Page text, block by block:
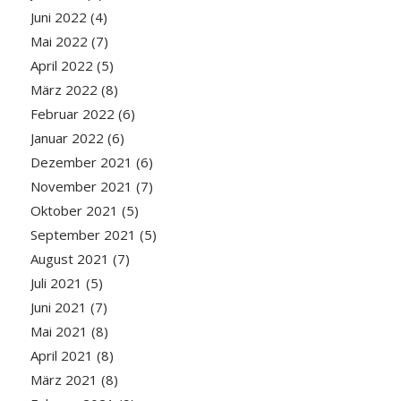
Juni 2022 (4)
Mai 2022 (7)
April 2022 (5)
März 2022 (8)
Februar 2022 (6)
Januar 2022 (6)
Dezember 2021 (6)
November 2021 (7)
Oktober 2021 (5)
September 2021 (5)
August 2021 (7)
Juli 2021 (5)
Juni 2021 (7)
Mai 2021 (8)
April 2021 (8)
März 2021 (8)